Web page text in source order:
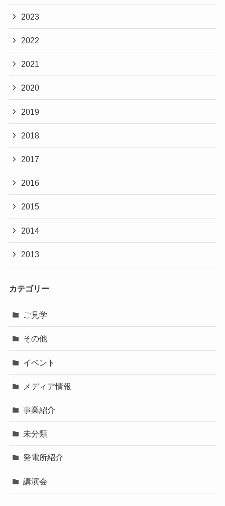
2023
2022
2021
2020
2019
2018
2017
2016
2015
2014
2013
カテゴリー
ご見学
その他
イベント
メディア情報
事業紹介
未分類
発電所紹介
講演会